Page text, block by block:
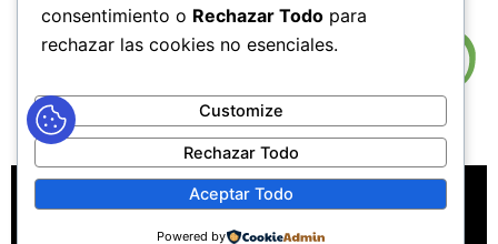
MAPA DEL SITIOPOLÍTICAS DE PRIVACIDAD
POLÍTICAS DE DERECHOS DE AUTOR
consentimiento o Rechazar Todo para
rechazar las cookies no esenciales.
Customize
Rechazar Todo
Aceptar Todo
Powered by